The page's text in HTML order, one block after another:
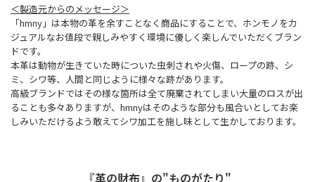
＜製造元からのメッセージ＞
「hmny」は本物の革を余すことなく商品にすることで、ホンモノをカ
ジュアルなお値段で親しみやすく環境に優しく楽しんでいただくブラン
ドです。
本革は動物が生きていた時についた虫刺されや火傷、ロープの跡、シ
ミ、シワ等、人間と同じように様々な跡があります。
高級ブランドではその様な箇所は全て廃棄されてしまい大量のロスが出
ることも多々ありますが、hmnyはそのような部分も風合いとしてお楽
しみいただけるよう敢えてシワ加工を施し味として生かしております。
『革の財布』の"ものがたり"